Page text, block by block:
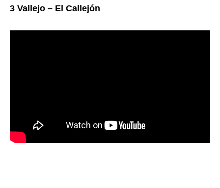
3 Vallejo – El Callejón